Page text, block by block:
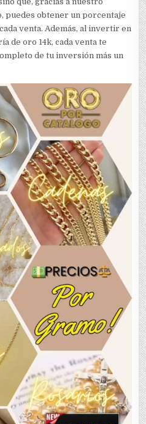
puedes obtener un porcentaje
venta. Además, al invertir en
de oro 14k, cada venta te
de tu inversión más un